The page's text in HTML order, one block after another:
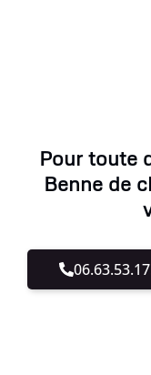
Pour toute
Benne de